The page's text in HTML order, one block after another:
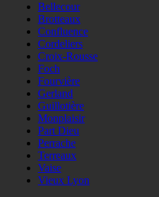
Bellecour
Brotteaux
Confluence
Cordeliers
Croix-Rousse
Foch
Fourvière
Gerland
Guillotière
Monplaisir
Part Dieu
Perrache
Terreaux
Vaise
Vieux Lyon